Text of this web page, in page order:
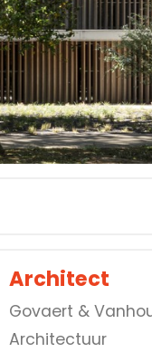
Architect
Govaert &
Architectuur